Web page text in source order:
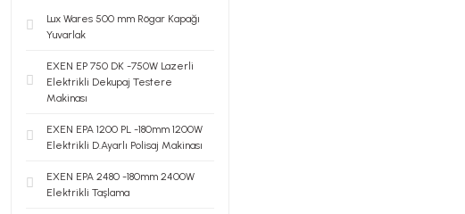
Lux Wares 500 mm Rögar Kapağı
Yuvarlak
EXEN EP 750 DK -750W Lazerli
Elektrikli Dekupaj Testere
Makinası
EXEN EPA 1200 PL -180mm 1200W
Elektrikli D.Ayarlı Polisaj Makinası
EXEN EPA 2480 -180mm 2400W
Elektrikli Taşlama